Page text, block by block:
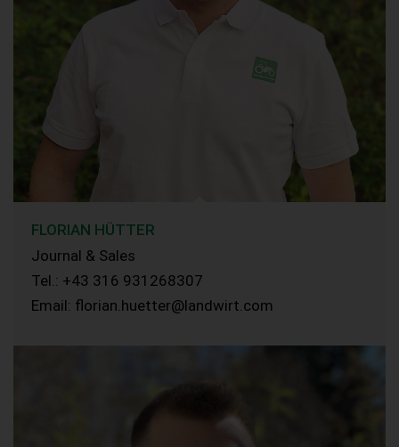
FLORIAN HÜTTER
Journal & Sales
Tel.: +43 316 931268307
Email: florian.huetter@landwirt.com